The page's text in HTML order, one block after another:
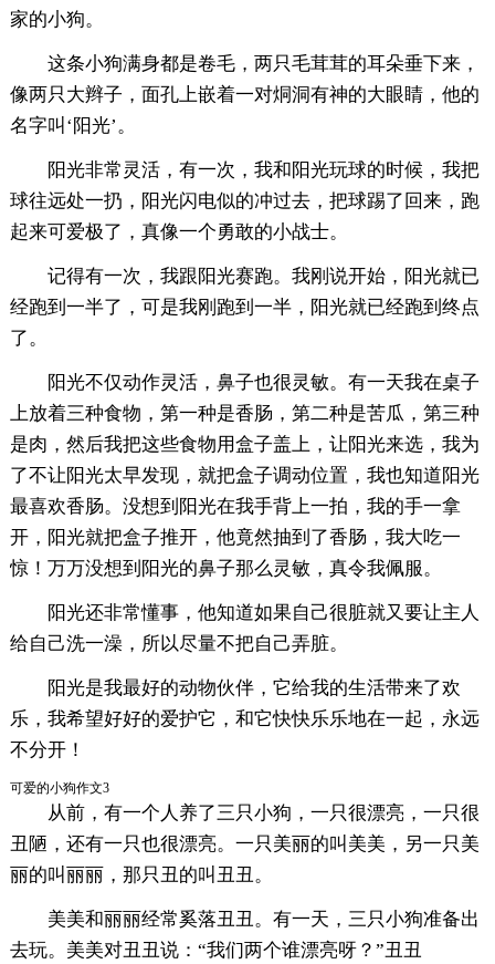
家的小狗。
这条小狗满身都是卷毛，两只毛茸茸的耳朵垂下来，
像两只大辫子，面孔上嵌着一对烔洞有神的大眼睛，他的
名字叫‘阳光’。
阳光非常灵活，有一次，我和阳光玩球的时候，我把
球往远处一扔，阳光闪电似的冲过去，把球踢了回来，跑
起来可爱极了，真像一个勇敢的小战士。
记得有一次，我跟阳光赛跑。我刚说开始，阳光就已
经跑到一半了，可是我刚跑到一半，阳光就已经跑到终点
了。
阳光不仅动作灵活，鼻子也很灵敏。有一天我在桌子
上放着三种食物，第一种是香肠，第二种是苦瓜，第三种
是肉，然后我把这些食物用盒子盖上，让阳光来选，我为
了不让阳光太早发现，就把盒子调动位置，我也知道阳光
最喜欢香肠。没想到阳光在我手背上一拍，我的手一拿
开，阳光就把盒子推开，他竟然抽到了香肠，我大吃一
惊！万万没想到阳光的鼻子那么灵敏，真令我佩服。
阳光还非常懂事，他知道如果自己很脏就又要让主人
给自己洗一澡，所以尽量不把自己弄脏。
阳光是我最好的动物伙伴，它给我的生活带来了欢
乐，我希望好好的爱护它，和它快快乐乐地在一起，永远
不分开！
可爱的小狗作文3
从前，有一个人养了三只小狗，一只很漂亮，一只很
丑陋，还有一只也很漂亮。一只美丽的叫美美，另一只美
丽的叫丽丽，那只丑的叫丑丑。
美美和丽丽经常奚落丑丑。有一天，三只小狗准备出
去玩。美美对丑丑说：“我们两个谁漂亮呀？”丑丑